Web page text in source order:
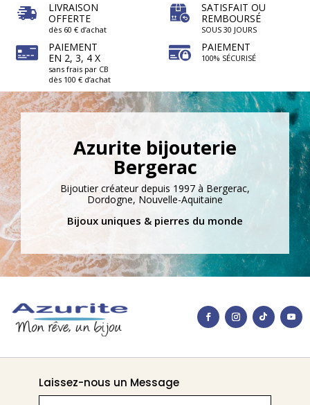
LIVRAISON
OFFERTE
dès 60 € d’achat
PAIEMENT
EN 2, 3, 4 X
sans frais par CB
dès 100 € d’achat
SATISFAIT OU
REMBOURSÉ
SOUS 30 JOURS
PAIEMENT
100% SÉCURISÉ
Azurite bijouterie
Bergerac
Bijoutier créateur depuis 1997 à Bergerac,
Dordogne, Nouvelle-Aquitaine
Bijoux uniques & pierres du monde
Laissez-nous un Message